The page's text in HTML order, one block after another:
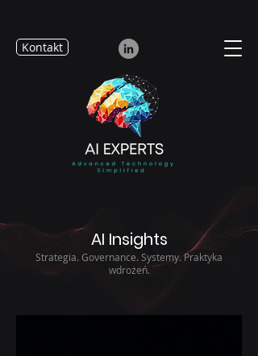
Kontakt
AI Insights
Strategia. Governance. Systemy. Praktyka
wdrożeń.